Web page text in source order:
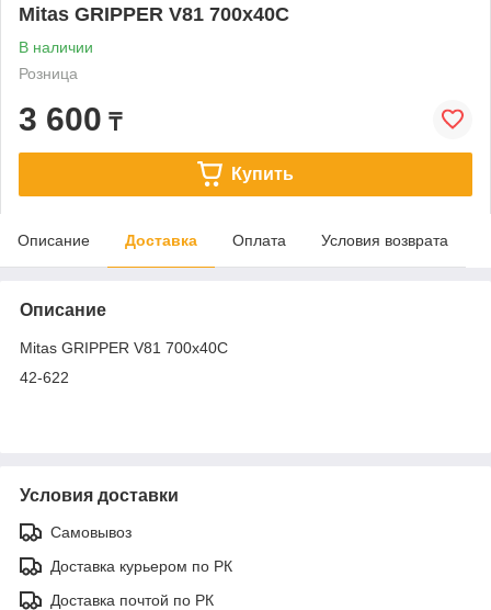
Mitas GRIPPER V81 700x40C
В наличии
Розница
3 600 ₸
Купить
Описание Доставка Оплата Условия возврата
Описание
Mitas GRIPPER V81 700x40C
42-622
Условия доставки
Самовывоз
Доставка курьером по РК
Доставка почтой по РК